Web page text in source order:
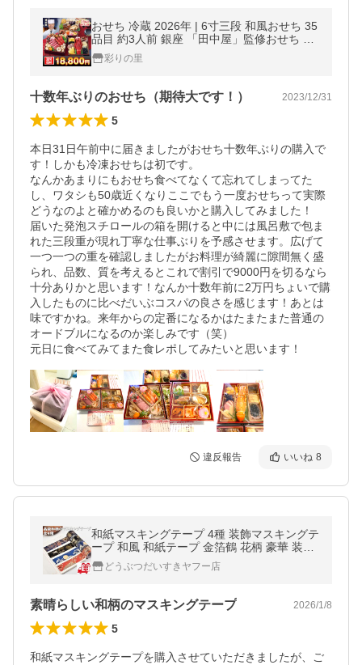
おせち 冷蔵 2026年 | 6寸三段 和風おせち 35
品目 約3人前 銀座 「田中屋」監修おせち 彩
幸 【冷蔵おせち】 送料無料 爆買
彩りの里
十数年ぶりのおせち（期待大です！） 2023/12/31
5
本日31日午前中に届きましたがおせち十数年ぶりの購入で
す！しかも冷凍おせちは初です。
なんかあまりにもおせち食べてなくて忘れてしまってた
し、ワタシも50歳近くなりここでもう一度おせちって実際
どうなのよと確かめるのも良いかと購入してみました！
届いた発泡スチロールの箱を開けると中には風呂敷で包ま
れた三段重が現れ丁寧な仕事ぶりを予感させます。広げて
一つ一つの重を確認しましたがお料理が綺麗に隙間無く盛
られ、品数、質を考えるとこれで割引で9000円を切るなら
十分ありかと思います！なんか十数年前に2万円ちょいで購
入したものに比べだいぶコスパの良さを感じます！あとは
味ですかね。来年からの定番になるかはたまたまた普通の
オードブルになるのか楽しみです（笑）
元日に食べてみてまた食レポしてみたいと思います！
違反報告 いいね 8
和紙マスキングテープ 4種 装飾マスキングテ
ープ 和風 和紙テープ 金箔鶴 花柄 豪華 装飾
ステッカー 包装 ラベル 手作り 手帳 日記 マ
ステ 高級感
どうぶつだいすきヤフー店
素晴らしい和柄のマスキングテープ 2026/1/8
5
和紙マスキングテープを購入させていただきましたが、ご